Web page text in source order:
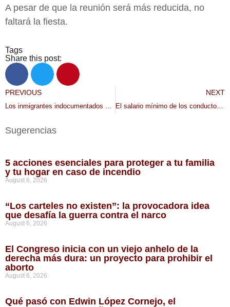
A pesar de que la reunión será más reducida, no
faltará la fiesta.
Tags
Share this post:
PREVIOUS
Los inmigrantes indocumentados ya pueden aplicar para MinnesotaCare. Te explicamos cómo.
NEXT
El salario mínimo de los conductores de Uber y Lyft entra en vigor el domingo
Sugerencias
5 acciones esenciales para proteger a tu familia
y tu hogar en caso de incendio
August 6, 2026
“Los carteles no existen”: la provocadora idea
que desafía la guerra contra el narco
August 6, 2026
El Congreso inicia con un viejo anhelo de la
derecha más dura: un proyecto para prohibir el
aborto
August 6, 2026
Qué pasó con Edwin López Cornejo, el